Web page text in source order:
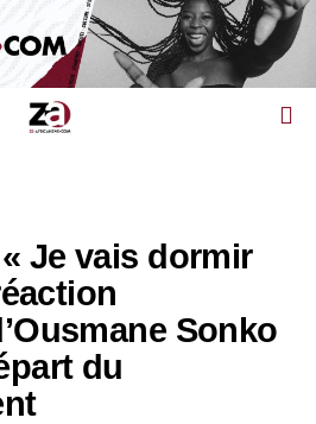
Je vais dormir
Sonko
du